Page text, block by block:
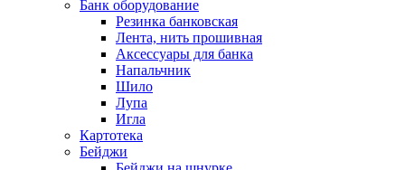
Банк оборудование
Резинка банковская
Лента, нить прошивная
Аксессуары для банка
Напальчник
Шило
Лупа
Игла
Картотека
Бейджи